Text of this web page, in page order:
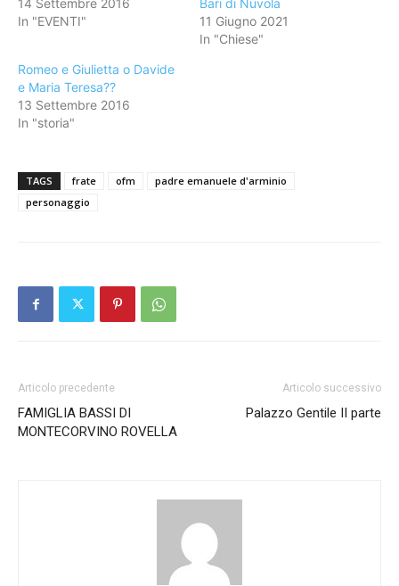
14 Settembre 2016
In "EVENTI"
Bari di Nuvola
11 Giugno 2021
In "Chiese"
Romeo e Giulietta o Davide
e Maria Teresa??
13 Settembre 2016
In "storia"
TAGS frate ofm
padre emanuele d'arminio
personaggio
Articolo precedente
FAMIGLIA BASSI DI
MONTECORVINO ROVELLA
Articolo successivo
Palazzo Gentile II parte